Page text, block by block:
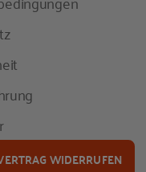
WIDERRUFEN